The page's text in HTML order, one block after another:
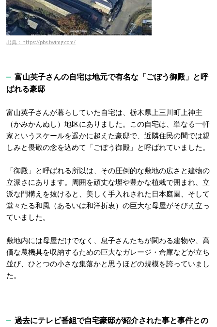
出典：https://pbs.twimg.com/
富山英子さんの自宅は地元で有名な「ごぼう御殿」と呼
ばれる豪邸
富山英子さんが暮らしていた自宅は、栃木県上三川町上神主
（かみかんぬし）地区にありました 。この自宅は、単なる一軒
家というスケールを遥かに超えた豪邸で、近隣住民の間では親
しみと畏敬の念を込めて「ごぼう御殿」と呼ばれていました 。
「御殿」と呼ばれる所以は、その圧倒的な敷地の広さと建物の
立派さにあります。周囲を頑丈な塀や豊かな植栽で囲まれ、立
派な門構えを抜けると、美しく手入れされた日本庭園、そして
堂々たる和風（あるいは和洋折衷）の巨大な母屋がそびえ立っ
ていました。
敷地内には母屋だけでなく、息子さんたちが関わる建物や、高
価な農機具を収納するための巨大なガレージ・倉庫などが立ち
並び、ひとつの小さな集落かと思うほどの規模を誇っていまし
た。
過去にテレビ番組で自宅豪邸が紹介された事と事件との